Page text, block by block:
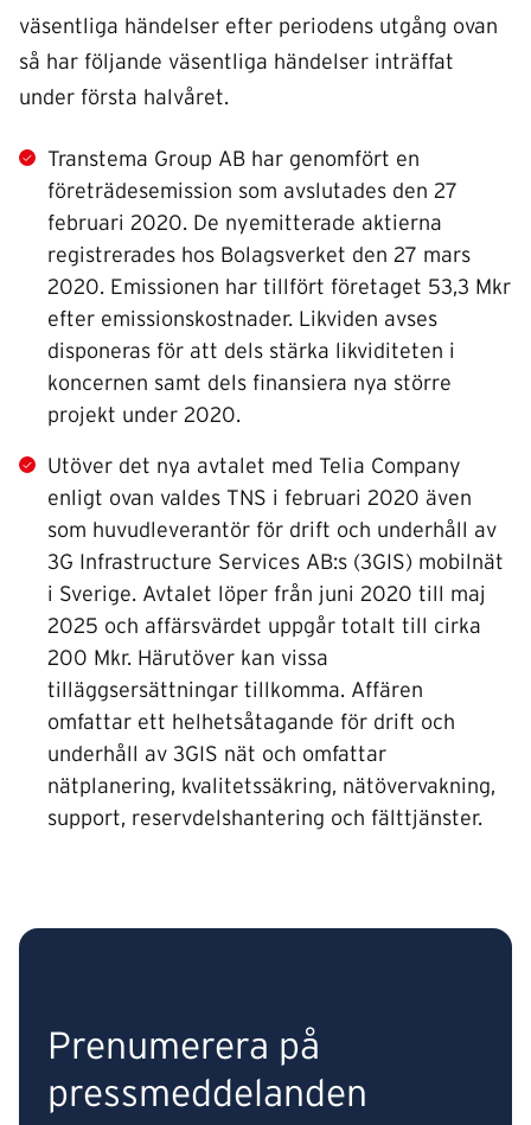
väsentliga händelser efter periodens utgång ovan
så har följande väsentliga händelser inträffat
under första halvåret.
Transtema Group AB har genomfört en
företrädesemission som avslutades den 27
februari 2020. De nyemitterade aktierna
registrerades hos Bolagsverket den 27 mars
2020. Emissionen har tillfört företaget 53,3 Mkr
efter emissionskostnader. Likviden avses
disponeras för att dels stärka likviditeten i
koncernen samt dels finansiera nya större
projekt under 2020.
Utöver det nya avtalet med Telia Company
enligt ovan valdes TNS i februari 2020 även
som huvudleverantör för drift och underhåll av
3G Infrastructure Services AB:s (3GIS) mobilnät
i Sverige. Avtalet löper från juni 2020 till maj
2025 och affärsvärdet uppgår totalt till cirka
200 Mkr. Härutöver kan vissa
tilläggsersättningar tillkomma. Affären
omfattar ett helhetsåtagande för drift och
underhåll av 3GIS nät och omfattar
nätplanering, kvalitetssäkring, nätövervakning,
support, reservdelshantering och fälttjänster.
Prenumerera på
pressmeddelanden